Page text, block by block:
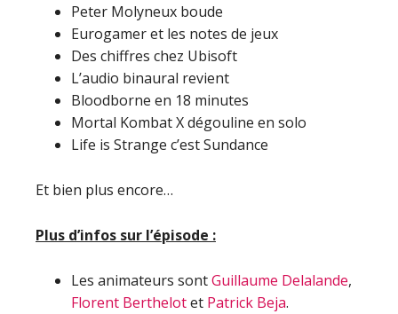
Peter Molyneux boude
Eurogamer et les notes de jeux
Des chiffres chez Ubisoft
L’audio binaural revient
Bloodborne en 18 minutes
Mortal Kombat X dégouline en solo
Life is Strange c’est Sundance
Et bien plus encore…
Plus d’infos sur l’épisode :
Les animateurs sontGuillaume Delalande,
Florent Berthelotet Patrick Beja.